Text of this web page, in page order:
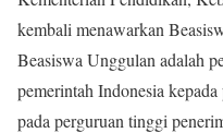
kembali menawarkan
Beasiswa Unggulan adalah
pemerintah Indonesia
pada perguruan tinggi